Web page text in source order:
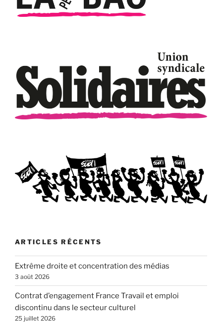
ARTICLES RÉCENTS
Extrême droite et concentration des médias
3 août 2026
Contrat d’engagement France Travail et emploi
discontinu dans le secteur culturel
25 juillet 2026